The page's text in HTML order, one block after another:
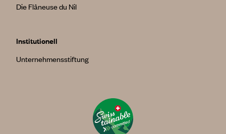
Die Flâneuse du Nil
Institutionell
Unternehmensstiftung